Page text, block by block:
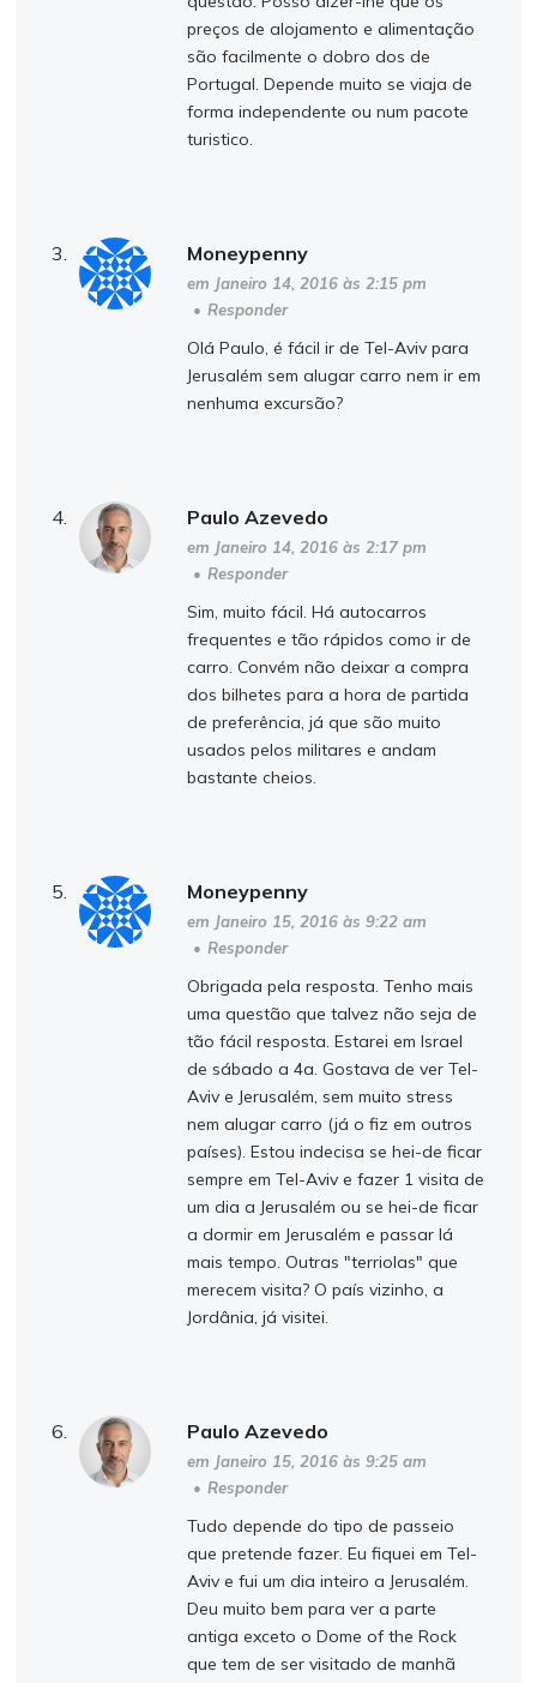
preços de alojamento e alimentação
são facilmente o dobro dos de
Portugal. Depende muito se viaja de
forma independente ou num pacote
turistico.
Moneypenny
em Janeiro 14, 2016 às 2:15 pm
• Responder
Olá Paulo, é fácil ir de Tel-Aviv para
Jerusalém sem alugar carro nem ir em
nenhuma excursão?
Paulo Azevedo
em Janeiro 14, 2016 às 2:17 pm
• Responder
Sim, muito fácil. Há autocarros
frequentes e tão rápidos como ir de
carro. Convém não deixar a compra
dos bilhetes para a hora de partida
de preferência, já que são muito
usados pelos militares e andam
bastante cheios.
Moneypenny
em Janeiro 15, 2016 às 9:22 am
• Responder
Obrigada pela resposta. Tenho mais
uma questão que talvez não seja de
tão fácil resposta. Estarei em Israel
de sábado a 4a. Gostava de ver Tel-
Aviv e Jerusalém, sem muito stress
nem alugar carro (já o fiz em outros
países). Estou indecisa se hei-de ficar
sempre em Tel-Aviv e fazer 1 visita de
um dia a Jerusalém ou se hei-de ficar
a dormir em Jerusalém e passar lá
mais tempo. Outras "terriolas" que
merecem visita? O país vizinho, a
Jordânia, já visitei.
Paulo Azevedo
em Janeiro 15, 2016 às 9:25 am
• Responder
Tudo depende do tipo de passeio
que pretende fazer. Eu fiquei em Tel-
Aviv e fui um dia inteiro a Jerusalém.
Deu muito bem para ver a parte
antiga exceto o Dome of the Rock
que tem de ser visitado de manhã